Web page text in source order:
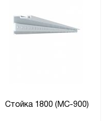
Стойка 1800 (МС-900)